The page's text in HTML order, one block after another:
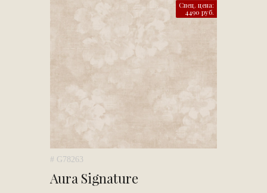
Спец. цена:
4490 руб.
# G78263
Aura Signature